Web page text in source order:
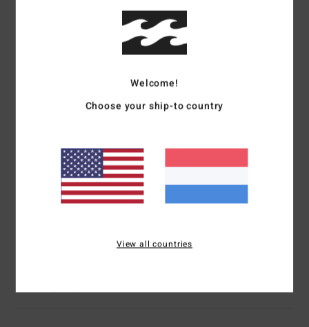
26 Inch Hps [Maat M]
Opstaande kraag met drukknopen
Klepzak met klittenband
Zijsteekzakken
Elastische bies aan de zoom en mouwen
Adventure Division-label van gegoten rubber
Welcome!
Choose your ship-to country
View all countries